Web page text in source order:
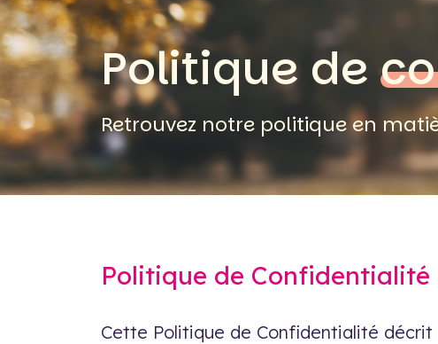
Politique de
Retrouvez notre politique en
Politique de Confidentialité
Cette Politique de Confidentialité décrit